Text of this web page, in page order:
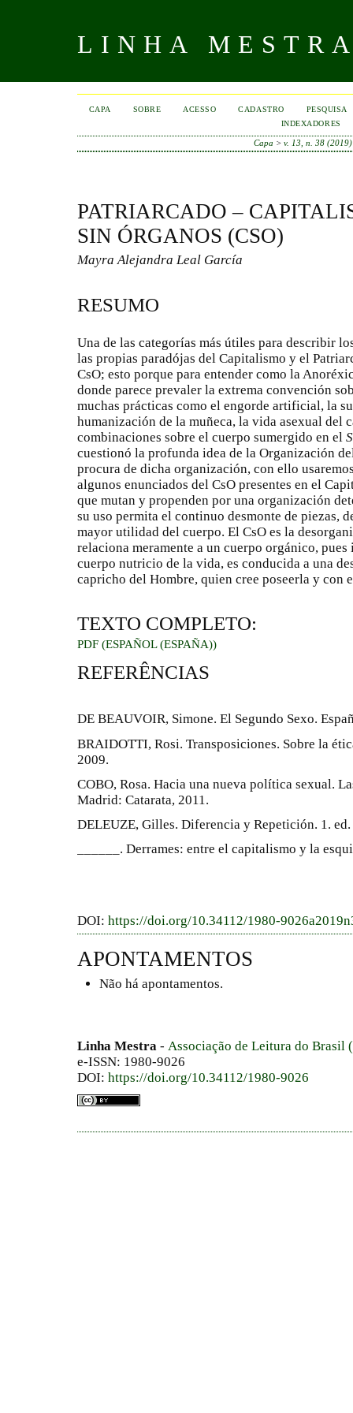
LINHA
CAPA SOBRE ACESSO CADASTRO
PESQUISA
INDEXADORES
Capa > v. 13, n. 38 (2019)
PATRIARCADO –
SIN ÓRGANOS (CSO)
Mayra Alejandra Leal García
RESUMO
Una de las categorías más útiles para describir
las propias paradójas del Capitalismo y el
CsO; esto porque para entender como la
donde parece prevaler la extrema convención
muchas prácticas como el engorde artificial, la
humanización de la muñeca, la vida asexual del
combinaciones sobre el cuerpo sumergido en el
cuestionó la profunda idea de la Organización
procura de dicha organización, con ello
algunos enunciados del CsO presentes en el
que mutan y propenden por una organización
su uso permita el continuo desmonte de piezas,
mayor utilidad del cuerpo. El CsO es la
relaciona meramente a un cuerpo orgánico,
cuerpo nutricio de la vida, es conducida a una
capricho del Hombre, quien cree poseerla y con
TEXTO COMPLETO:
PDF (ESPAÑOL (ESPAÑA))
REFERÊNCIAS
DE BEAUVOIR, Simone. El Segundo Sexo.
BRAIDOTTI, Rosi. Transposiciones. Sobre la
2009.
COBO, Rosa. Hacia una nueva política sexual.
Madrid: Catarata, 2011.
DELEUZE, Gilles. Diferencia y Repetición. 1.
______. Derrames: entre el capitalismo y la
DOI: https://doi.org/10.34112/1980-
APONTAMENTOS
Não há apontamentos.
Linha Mestra - Associação de Leitura do Brasil
e-ISSN: 1980-9026
DOI: https://doi.org/10.34112/1980-9026